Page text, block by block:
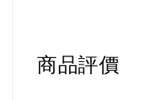
商品評價